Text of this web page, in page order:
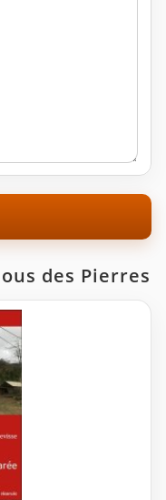
des Pierres